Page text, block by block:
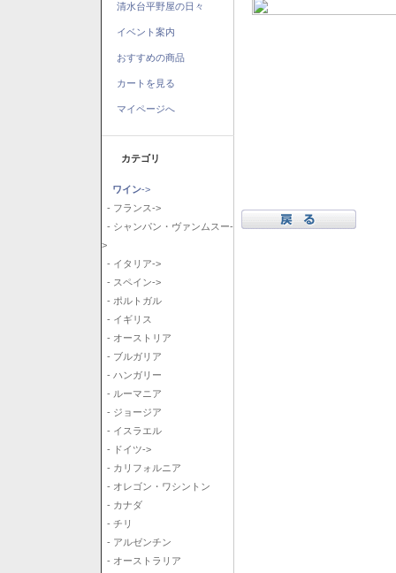
清水台平野屋の日々
イベント案内
おすすめの商品
カートを見る
マイページへ
カテゴリ
ワイン->
- フランス->
- シャンパン・ヴァンムスー-
>
- イタリア->
- スペイン->
- ポルトガル
- イギリス
- オーストリア
- ブルガリア
- ハンガリー
- ルーマニア
- ジョージア
- イスラエル
- ドイツ->
- カリフォルニア
- オレゴン・ワシントン
- カナダ
- チリ
- アルゼンチン
- オーストラリア